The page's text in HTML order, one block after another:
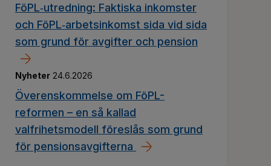
för pensionsavgifterna
FöPL‑utredning: Faktiska inkomster
och FöPL‑arbetsinkomst sida vid sida
som grund för avgifter och pension
Nyheter 24.6.2026
Överenskommelse om FöPL-
reformen – en så kallad
valfrihetsmodell föreslås som grund
för pensionsavgifterna